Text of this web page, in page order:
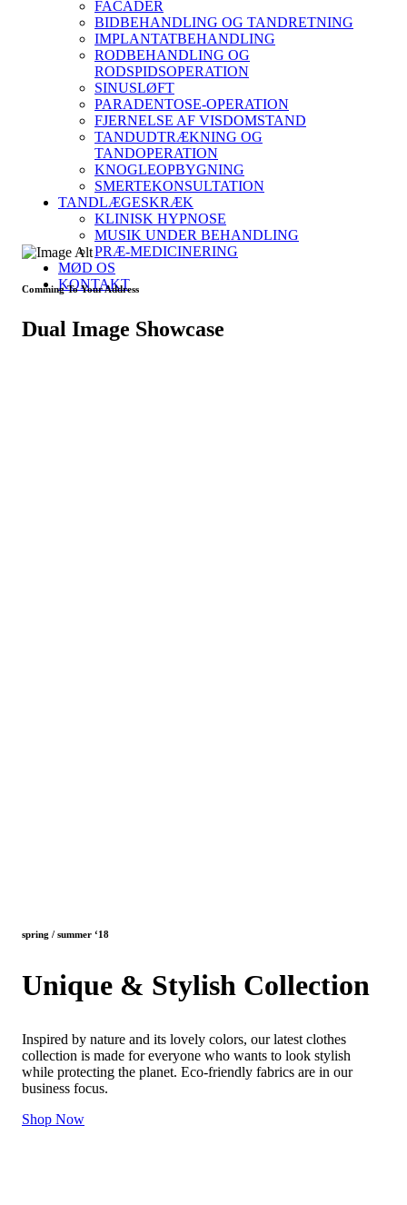
FACADER
BIDBEHANDLING OG TANDRETNING
IMPLANTATBEHANDLING
RODBEHANDLING OG
RODSPIDSOPERATION
SINUSLØFT
PARADENTOSE-OPERATION
FJERNELSE AF VISDOMSTAND
TANDUDTRÆKNING OG
TANDOPERATION
KNOGLEOPBYGNING
SMERTEKONSULTATION
TANDLÆGESKRÆK
KLINISK HYPNOSE
MUSIK UNDER BEHANDLING
PRÆ-MEDICINERING
MØD OS
KONTAKT
Comming To Your Address
Dual Image Showcase
spring / summer ‘18
Unique & Stylish Collection
Inspired by nature and its lovely colors, our latest clothes
collection is made for everyone who wants to look stylish
while protecting the planet. Eco-friendly fabrics are in our
business focus.
Shop Now